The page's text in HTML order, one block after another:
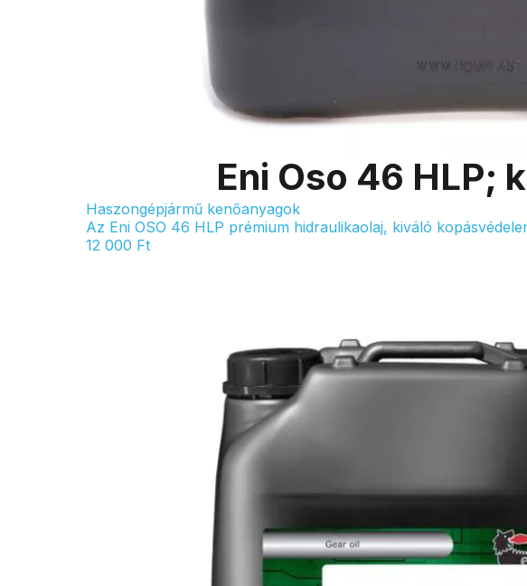
Eni Oso 46 HLP;
Haszongépjármű kenőanyagok
Az Eni OSO 46 HLP prémium hidraulikaolaj, kiváló
Ft
12 000